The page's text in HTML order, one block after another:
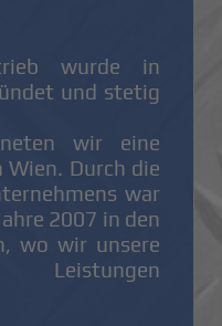
wurde in
und stetig
wir eine
Wien. Durch die
war
2007 in den
wo wir unsere
Leistungen